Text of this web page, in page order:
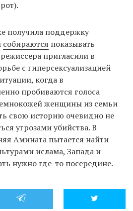
получила поддержку
собираются показывать
пригласили в
с гиперсексуализацией
когда в
пробиваются голоса
женщины из семьи
свою историю очевидно не
угрозами убийства. В
Амината пытается найти
ислама, Запада и
нужно где-то посередине.